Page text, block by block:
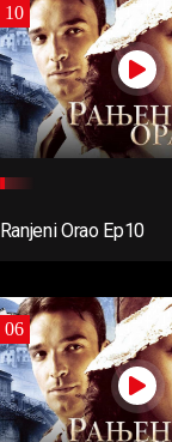
10
Ranjeni Orao Ep10
06